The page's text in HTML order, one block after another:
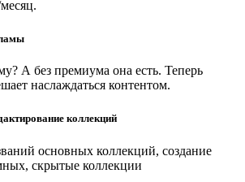
А без премиума она есть. Теперь
наслаждаться контентом.
коллекций
основных коллекций, создание
скрытые коллекции